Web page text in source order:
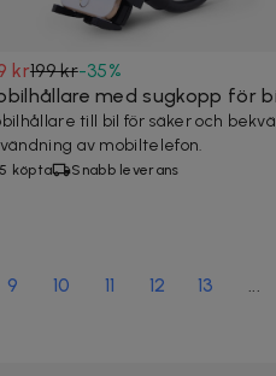
kr199 kr-35%
med sugkopp för
till bil för säker och
av mobiltelefon.
5 köpta Snabb leverans
9 10 11 12 13 ...